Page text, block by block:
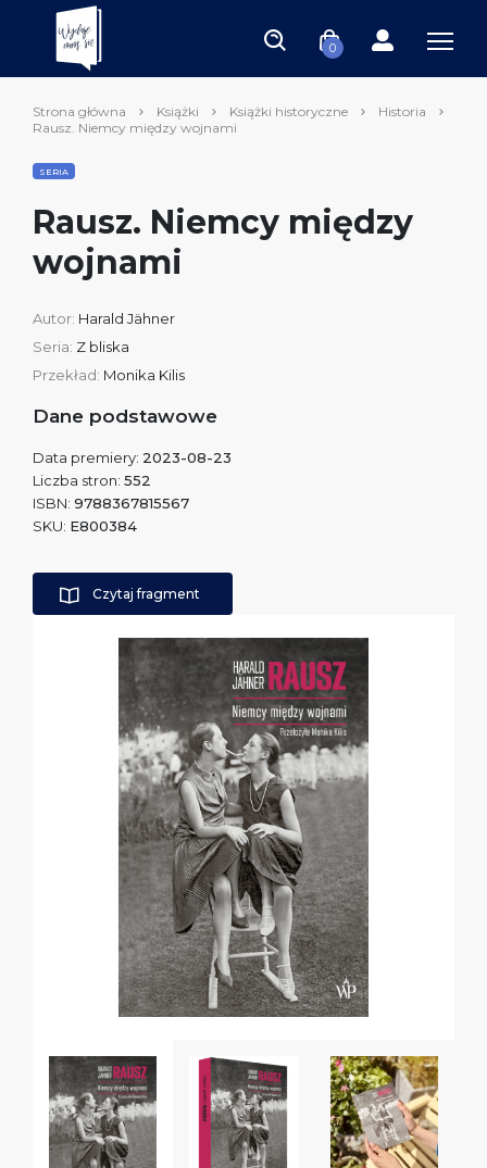
0
Strona główna Książki Książki historyczne
Historia
Rausz. Niemcy między wojnami
SERIA
Rausz. Niemcy między
wojnami
Autor: Harald Jähner
Seria: Z bliska
Przekład: Monika Kilis
Dane podstawowe
Data premiery: 2023-08-23
Liczba stron: 552
ISBN: 9788367815567
SKU: E800384
Czytaj fragment